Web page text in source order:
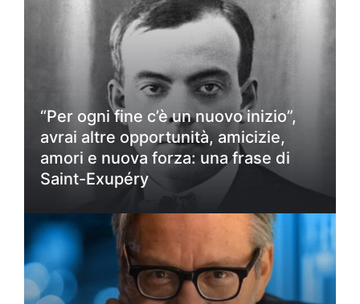
“Per ogni fine c’è un nuovo inizio”,
avrai altre opportunità, amicizie,
amori e nuova forza: una frase di
Saint-Exupéry